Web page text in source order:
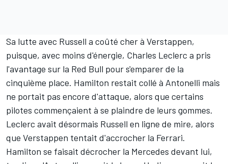
Sa lutte avec Russell a coûté cher à Verstappen,
puisque, avec moins d'énergie, Charles Leclerc a pris
l'avantage sur la Red Bull pour s'emparer de la
cinquième place. Hamilton restait collé à Antonelli mais
ne portait pas encore d'attaque, alors que certains
pilotes commençaient à se plaindre de leurs gommes.
Leclerc avait désormais Russell en ligne de mire, alors
que Verstappen tentait d'accrocher la Ferrari.
Hamilton se faisait décrocher la Mercedes devant lui,